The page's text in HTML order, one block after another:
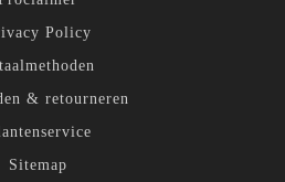
Policy
& retourneren
Sitemap